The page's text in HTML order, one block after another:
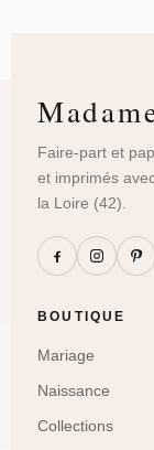
Faire-part et
et imprimés
la Loire (42).
BOUTIQUE
Mariage
Naissance
Collections